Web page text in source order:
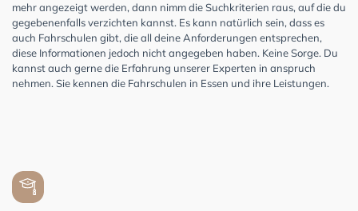
mehr angezeigt werden, dann nimm die Suchkriterien raus, auf die du
gegebenenfalls verzichten kannst. Es kann natürlich sein, dass es
auch Fahrschulen gibt, die all deine Anforderungen entsprechen,
diese Informationen jedoch nicht angegeben haben. Keine Sorge. Du
kannst auch gerne die Erfahrung unserer Experten in anspruch
nehmen. Sie kennen die Fahrschulen in Essen und ihre Leistungen.